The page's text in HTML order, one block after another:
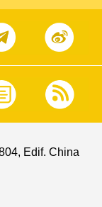
Edif. China